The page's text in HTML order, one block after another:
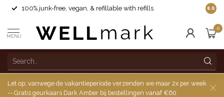
100% junk-free, vegan, & refillable with refills 8.6
MENU
0
Let op: vanwege de vakantieperiode verzenden we maar 2x per week
-- Gratis geurkaars Dark Amber bij bestellingen vanaf €60